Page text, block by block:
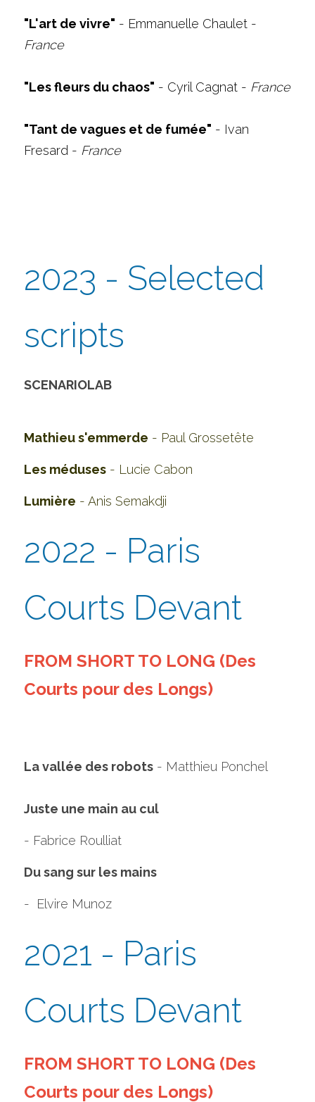
"L'art de vivre"
France
"Les fleurs du chaos" - Cyril Cagnat - France
"Tant de vagues et de fumée" - Ivan
Fresard - France
2023 - Selected
scripts
SCENARIOLAB
Mathieu s'emmerde - Paul Grossetête
Les méduses - Lucie Cabon
Lumière - Anis Semakdji
2022 - Paris
Courts Devant
FROM SHORT TO LONG (Des
Courts pour des Longs)
La vallée des robots - Matthieu Ponchel
Juste une main au cul
- Fabrice Roulliat
Du sang sur les mains
-  Elvire Munoz
2021 - Paris
Courts Devant
FROM SHORT TO LONG (Des
Courts pour des Longs)